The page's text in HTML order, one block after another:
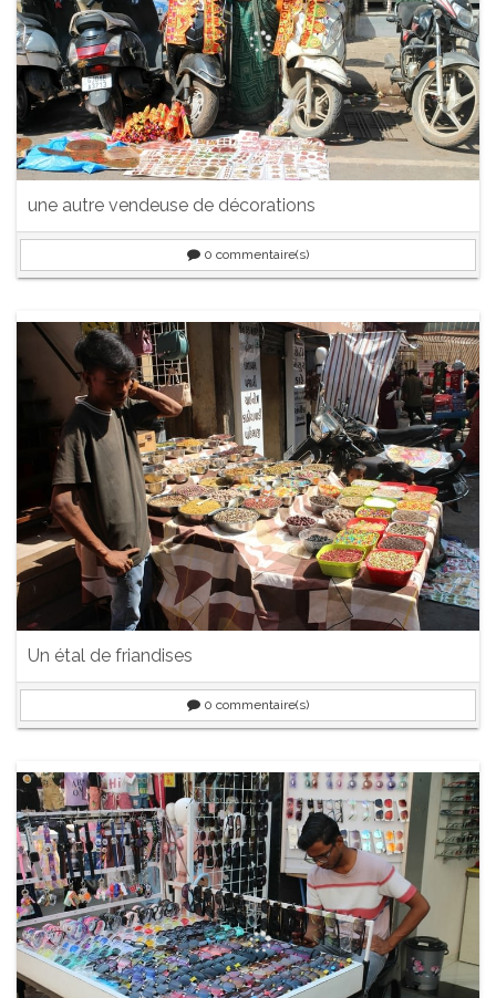
une autre vendeuse de décorations
0 commentaire(s)
Un étal de friandises
0 commentaire(s)